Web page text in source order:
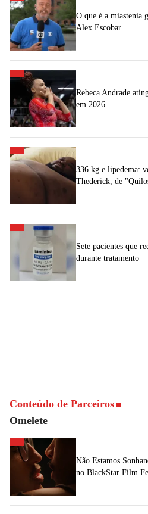
O que é a miastenia
Alex Escobar
Rebeca Andrade
em 2026
336 kg e lipedema:
Thederick, de
Sete pacientes que
durante tratamento
Conteúdo de Parceiros
Omelete
Não Estamos
no BlackStar Film